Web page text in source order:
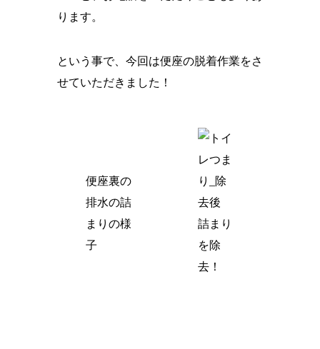
ります。
という事で、今回は便座の脱着作業をさ
せていただきました！
便座裏の
排水の詰
まりの様
子
詰まり
を除
去！